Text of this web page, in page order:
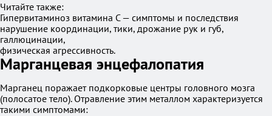
Читайте также:
Гипервитаминоз витамина C — симптомы и последствия
нарушение координации, тики, дрожание рук и губ,
галлюцинации,
физическая агрессивность.
Марганцевая энцефалопатия
Марганец поражает подкорковые центры головного мозга
(полосатое тело). Отравление этим металлом характеризуется
такими симптомами: